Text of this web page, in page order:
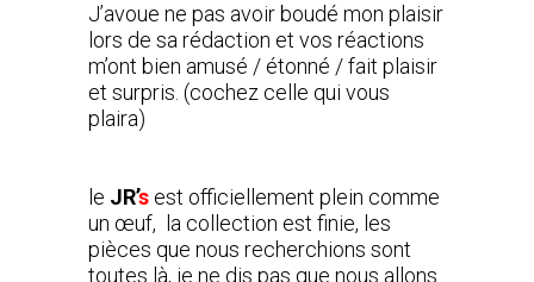
J’avoue ne pas avoir boudé mon plaisir
lors de sa rédaction et vos réactions
m’ont bien amusé / étonné / fait plaisir
et surpris. (cochez celle qui vous
plaira)
le JR’s est officiellement plein comme
un œuf, la collection est finie, les
pièces que nous recherchions sont
toutes là, je ne dis pas que nous allons